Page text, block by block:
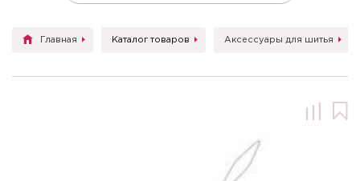
Главная Каталог товаров Аксессуары для шитья